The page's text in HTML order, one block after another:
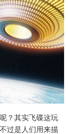
？其实飞碟这玩
过是人们用来描